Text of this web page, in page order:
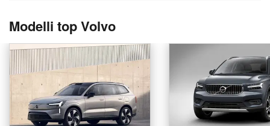
Modelli top Volvo